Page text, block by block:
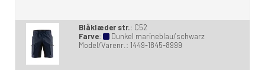
Blåklæder str.: C52
Farve:
Dunkel marineblau/schwarz
Model/Varenr.: 1449-1845-8999